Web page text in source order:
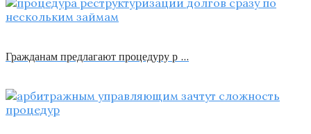
Гражданам предлагают процедуру р …